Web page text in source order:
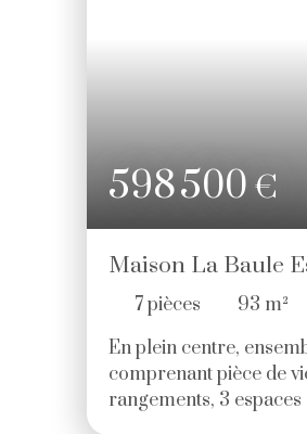
598 500€
Maison La Baule
7pièces 93 m²
En plein centre,
comprenant pièce de
rangements, 3 espaces